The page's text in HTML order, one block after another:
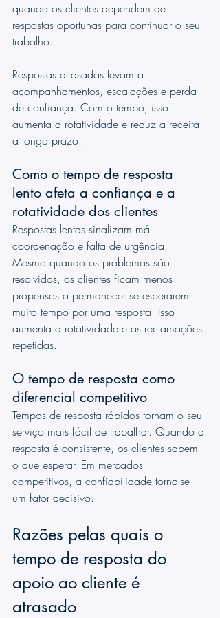
quando os clientes dependem de
respostas oportunas para continuar o seu
trabalho.
Respostas atrasadas levam a
acompanhamentos, escalações e perda
de confiança. Com o tempo, isso
aumenta a rotatividade e reduz a receita
a longo prazo.
Como o tempo de resposta
lento afeta a confiança e a
rotatividade dos clientes
Respostas lentas sinalizam má
coordenação e falta de urgência.
Mesmo quando os problemas são
resolvidos, os clientes ficam menos
propensos a permanecer se esperarem
muito tempo por uma resposta. Isso
aumenta a rotatividade e as reclamações
repetidas.
O tempo de resposta como
diferencial competitivo
Tempos de resposta rápidos tornam o seu
serviço mais fácil de trabalhar. Quando a
resposta é consistente, os clientes sabem
o que esperar. Em mercados
competitivos, a confiabilidade torna-se
um fator decisivo.
Razões pelas quais o
tempo de resposta do
apoio ao cliente é
atrasado